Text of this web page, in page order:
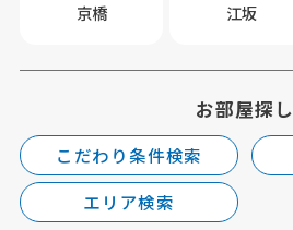
京橋 江坂
お部屋探し
こだわり条件検索
エリア検索